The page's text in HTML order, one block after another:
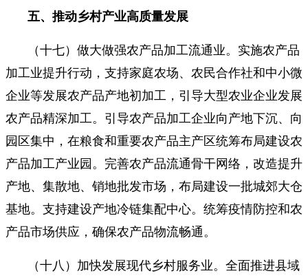
五、推动乡村产业高质量发展
（十七）做大做强农产品加工流通业。实施农产品
加工业提升行动，支持家庭农场、农民合作社和中小微
企业等发展农产品产地初加工，引导大型农业企业发展
农产品精深加工。引导农产品加工企业向产地下沉、向
园区集中，在粮食和重要农产品主产区统筹布局建设农
产品加工产业园。完善农产品流通骨干网络，改造提升
产地、集散地、销地批发市场，布局建设一批城郊大仓
基地。支持建设产地冷链集配中心。统筹疫情防控和农
产品市场供应，确保农产品物流畅通。
（十八）加快发展现代乡村服务业。全面推进县域